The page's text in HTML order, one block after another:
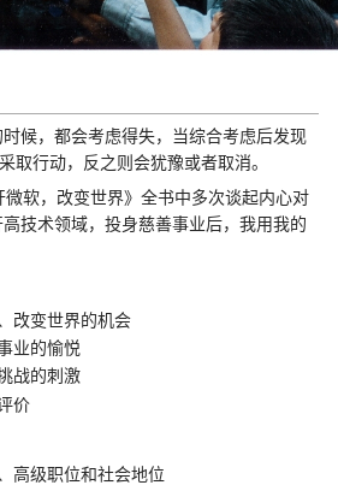
，都会考虑得失，当综合考虑后发现
取行动，反之则会犹豫或者取消。
，改变世界》全书中多次谈起内心对
技术领域，投身慈善事业后，我用我的
改变世界的机会
业的愉悦
战的刺激
价
高级职位和社会地位